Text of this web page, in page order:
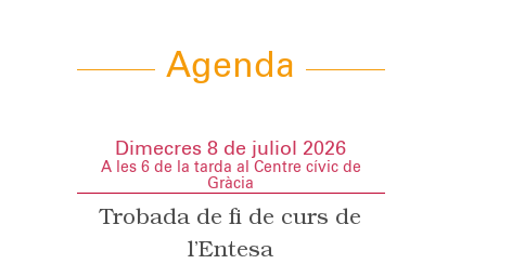
Agenda
Dimecres 8 de juliol 2026
A les 6 de la tarda al Centre cívic de
Gràcia
Trobada de fi de curs de
l’Entesa